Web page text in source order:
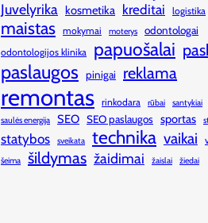
Juvelyrika kosmetika kreditai logistika
maistas mokymai moterys odontologai
odontologijos klinika papuošalai
paslaugos pinigai reklama
remontas rinkodara rūbai
santykiai
saulės energija
SEO SEO paslaugos sportas
statybos sveikata technika vaikai
šeima šildymas žaidimai žaislai žiedai